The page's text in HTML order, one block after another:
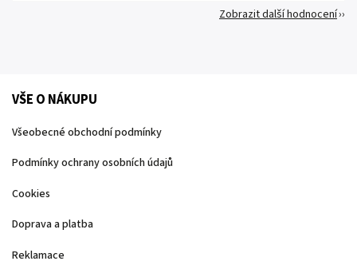
Zobrazit další hodnocení
VŠE O NÁKUPU
Všeobecné obchodní podmínky
Podmínky ochrany osobních údajů
Cookies
Doprava a platba
Reklamace